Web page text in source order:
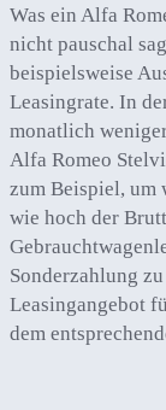
Was ein Alfa
nicht pauschal
beispielsweise
Leasingrate. In
monatlich
Alfa Romeo
zum Beispiel, um
wie hoch der
Sonderzahlung
Leasingangebot
dem